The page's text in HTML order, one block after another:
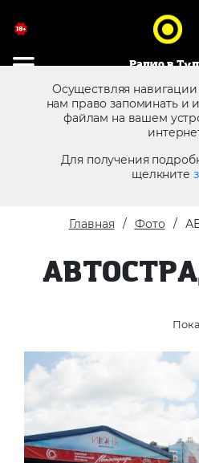
Радио в
Осуществляя навигации
нам право запоминать и
файлам на вашем
Для получения
щелкните
8 (4872) 250 470
Главная Фото